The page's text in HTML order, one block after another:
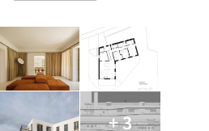
+ 3